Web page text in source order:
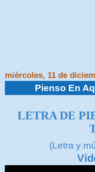
miércoles, 11 de
Pienso En
LETRA DE
(Letra y